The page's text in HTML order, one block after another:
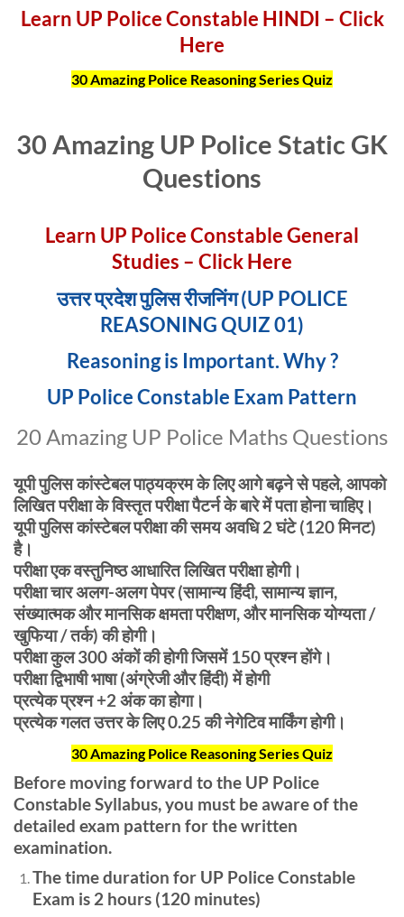
Learn UP Police Constable HINDI – Click
Here
30 Amazing Police Reasoning Series Quiz
30 Amazing UP Police Static GK
Questions
Learn UP Police Constable General
Studies – Click Here
उत्तर प्रदेश पुलिस रीजनिंग (UP POLICE
REASONING QUIZ 01)
Reasoning is Important. Why ?
UP Police Constable Exam Pattern
20 Amazing UP Police Maths Questions
यूपी पुलिस कांस्टेबल पाठ्यक्रम के लिए आगे बढ़ने से पहले, आपको
लिखित परीक्षा के विस्तृत परीक्षा पैटर्न के बारे में पता होना चाहिए।
यूपी पुलिस कांस्टेबल परीक्षा की समय अवधि 2 घंटे (120 मिनट)
है।
परीक्षा एक वस्तुनिष्ठ आधारित लिखित परीक्षा होगी।
परीक्षा चार अलग-अलग पेपर (सामान्य हिंदी, सामान्य ज्ञान,
संख्यात्मक और मानसिक क्षमता परीक्षण, और मानसिक योग्यता /
खुफिया / तर्क) की होगी।
परीक्षा कुल 300 अंकों की होगी जिसमें 150 प्रश्न होंगे।
परीक्षा द्विभाषी भाषा (अंग्रेजी और हिंदी) में होगी
प्रत्येक प्रश्न +2 अंक का होगा।
प्रत्येक गलत उत्तर के लिए 0.25 की नेगेटिव मार्किंग होगी।
30 Amazing Police Reasoning Series Quiz
Before moving forward to the UP Police
Constable Syllabus, you must be aware of the
detailed exam pattern for the written
examination.
The time duration for UP Police Constable
Exam is 2 hours (120 minutes)